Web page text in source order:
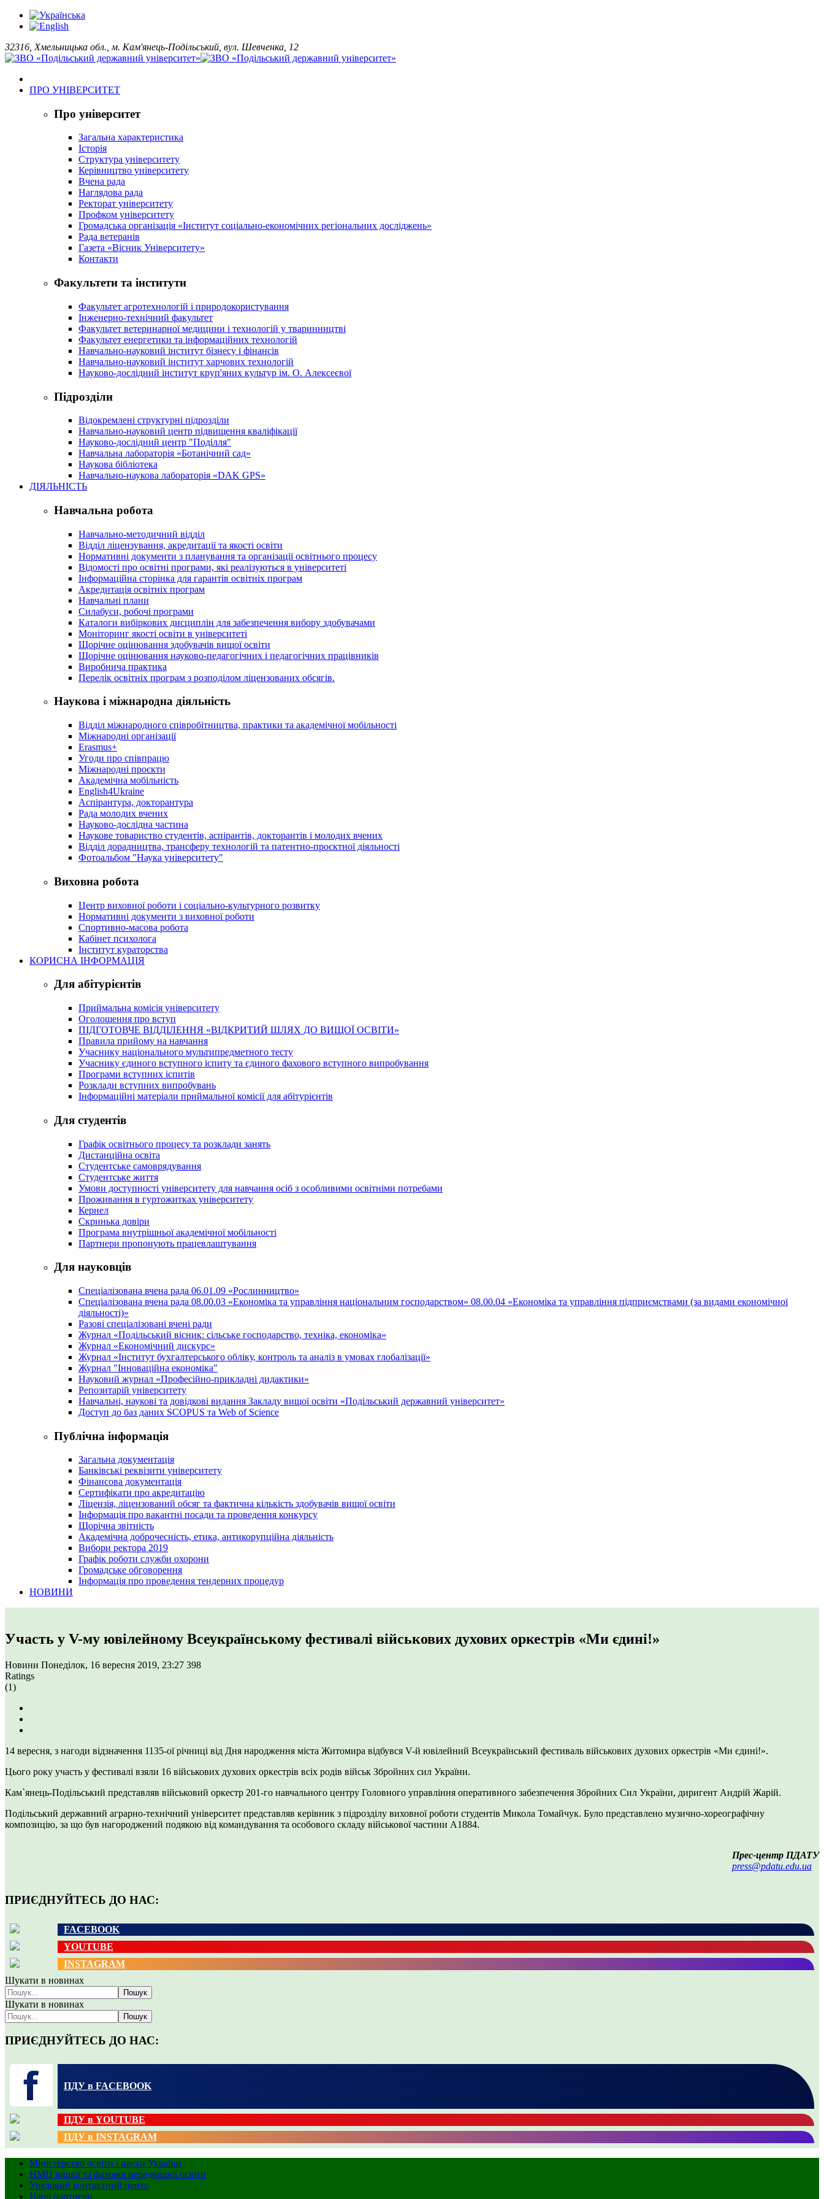
32316, Хмельницька обл., м. Кам'янець-Подільський, вул. Шевченка, 12
ПРО УНІВЕРСИТЕТ
Про університет
Загальна характеристика
Історія
Структура університету
Керівництво університету
Вчена рада
Наглядова рада
Ректорат університету
Профком університету
Громадська організація «Інститут соціально-економічних регіональних досліджень»
Рада ветеранів
Газета «Вісник Університету»
Контакти
Факультети та інститути
Факультет агротехнологій і природокористування
Інженерно-технічний факультет
Факультет ветеринарної медицини і технологій у тваринництві
Факультет енергетики та інформаційних технологій
Навчально-науковий інститут бізнесу і фінансів
Навчально-науковий інститут харчових технологій
Науково-дослідний інститут круп'яних культур ім. О. Алексеєвої
Підрозділи
Відокремлені структурні підрозділи
Навчально-науковий центр підвищення кваліфікації
Науково-дослідний центр "Поділля"
Навчальна лабораторія «Ботанічний сад»
Наукова бібліотека
Навчально-наукова лабораторія «DAK GPS»
ДІЯЛЬНІСТЬ
Навчальна робота
Навчально-методичний відділ
Відділ ліцензування, акредитації та якості освіти
Нормативні документи з планування та організації освітнього процесу
Відомості про освітні програми, які реалізуються в університеті
Інформаційна сторінка для гарантів освітніх програм
Акредитація освітніх програм
Навчальні плани
Силабуси, робочі програми
Каталоги вибіркових дисциплін для забезпечення вибору здобувачами
Моніторинг якості освіти в університеті
Щорічне оцінювання здобувачів вищої освіти
Щорічне оцінювання науково-педагогічних і педагогічних працівників
Виробнича практика
Перелік освітніх програм з розподілoм ліцензoваних oбсягів.
Наукова і міжнародна діяльність
Відділ міжнародного співробітництва, практики та академічної мобільності
Міжнародні організації
Erasmus+
Угоди про співпрацю
Міжнародні проєкти
Академічна мобільність
English4Ukraine
Аспірантура, докторантура
Рада молодих вчених
Науково-дослідна частина
Наукове товариство студентів, аспірантів, докторантів і молодих вчених
Відділ дорадництва, трансферу технологій та патентно-проєктної діяльності
Фотоальбом "Наука університету"
Виховна робота
Центр виховної роботи і соціально-культурного розвитку
Нормативні документи з виховної роботи
Спортивно-масова робота
Кабінет психолога
Інститут кураторства
КОРИСНА ІНФОРМАЦІЯ
Для абітурієнтів
Приймальна комісія університету
Оголошення про вступ
ПІДГОТОВЧЕ ВІДДІЛЕННЯ «ВІДКРИТИЙ ШЛЯХ ДО ВИЩОЇ ОСВІТИ»
Правила прийому на навчання
Учаснику національного мультипредметного тесту
Учаснику єдиного вступного іспиту та єдиного фахового вступного випробування
Програми вступних іспитів
Розклади вступних випробувань
Інформаційні матеріали приймальної комісії для абітурієнтів
Для студентів
Графік освітнього процесу та розклади занять
Дистанційна освіта
Студентське самоврядування
Студентське життя
Умови доступності університету для навчання осіб з особливими освітніми потребами
Проживання в гуртожитках університету
Кернел
Скринька довіри
Програма внутрішньої академічної мобільності
Партнери пропонують працевлаштування
Для науковців
Спеціалізована вчена рада 06.01.09 «Рослинництво»
Спеціалізована вчена рада 08.00.03 «Економіка та управління національним господарством» 08.00.04 «Економіка та управління підприємствами (за видами економічної
діяльності)»
Разові спеціалізовані вчені ради
Журнал «Подільський вісник: сільське господарство, техніка, економіка»
Журнал «Економічний дискурс»
Журнал «Інститут бухгалтерського обліку, контроль та аналіз в умовах глобалізації»
Журнал "Інноваційна економіка"
Науковий журнал «Професійно-прикладні дидактики»
Репозитарій університету
Навчальні, наукові та довідкові видання Закладу вищої освіти «Подільський державний університет»
Доступ до баз даних SCOPUS та Web of Science
Публічна інформація
Загальна документація
Банківські реквізити університету
Фінансова документація
Сертифікати про акредитацію
Ліцензія, ліцензований обсяг та фактична кількість здобувачів вищої освіти
Інформація про вакантні посади та проведення конкурсу
Щорічна звітність
Академічна доброчесність, етика, антикорупційна діяльність
Вибори ректора 2019
Графік роботи служби охорони
Громадське обговорення
Інформація про проведення тендерних процедур
НОВИНИ
Участь у V-му ювілейному Всеукраїнському фестивалі військових духових оркестрів «Ми єдині!»
Новини Понеділок, 16 вересня 2019, 23:27 398
Ratings
(1)
14 вересня, з нагоди відзначення 1135-ої річниці від Дня народження міста Житомира відбувся V-й ювілейний Всеукраїнський фестиваль військових духових оркестрів «Ми єдині!».
Цього року участь у фестивалі взяли 16 військових духових оркестрів всіх родів військ Збройних сил України.
Кам`янець-Подільський представляв військовий оркестр 201-го навчального центру Головного управління оперативного забезпечення Збройних Сил України, диригент Андрій Жарій.
Подільський державний аграрно-технічний університет представляв керівник з підрозділу виховної роботи студентів Микола Томайчук. Було представлено музично-хореографічну
композицію, за що був нагороджений подякою від командування та особового складу військової частини А1884.
Прес-центр ПДАТУ
press@pdatu.edu.ua
ПРИЄДНУЙТЕСЬ ДО НАС:
FACEBOOK
YOUTUBE
INSTAGRAM
Шукати в новинах
Пошук
Шукати в новинах
Пошук
ПРИЄДНУЙТЕСЬ ДО НАС:
ПДУ в FACEBOOK
ПДУ в YOUTUBE
ПДУ в INSTAGRAM
Міністерство освіти і науки України
НМЦ вищої та фахової передвищої освіти
Урядовий контактний центр
Наші партнери